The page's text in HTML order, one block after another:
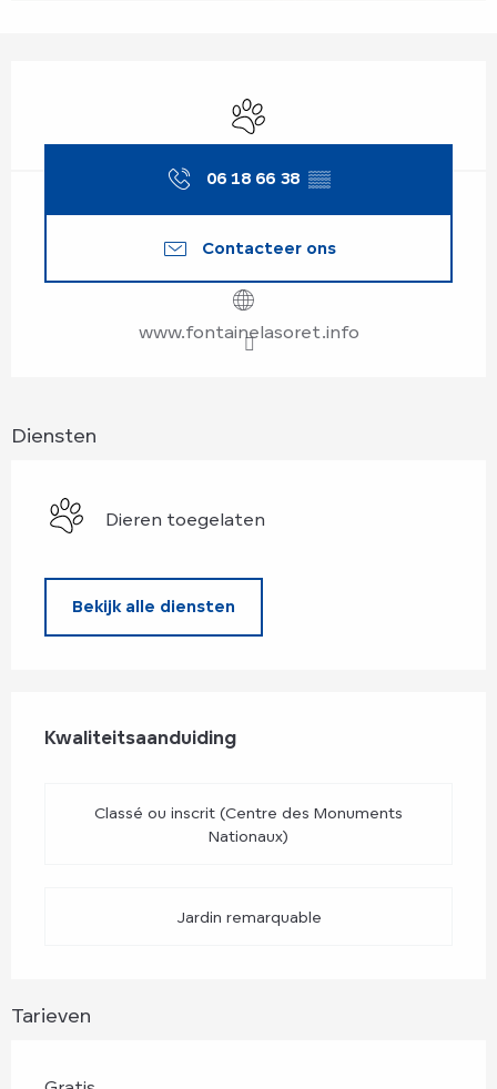
Dieren toegelaten
06 18 66 38 ▒▒
Contacteer ons
www.fontainelasoret.info
Diensten
Dieren toegelaten
Bekijk alle diensten
Kwaliteitsaanduiding
Kwaliteitsaanduiding
Classé ou inscrit (Centre des Monuments
Nationaux)
Jardin remarquable
Tarieven